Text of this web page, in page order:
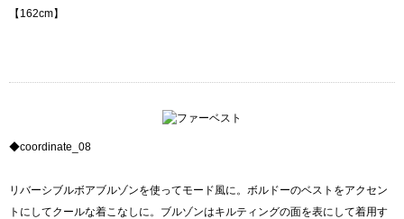
【162cm】
◆coordinate_08
リバーシブルボアブルゾンを使ってモード風に。ボルドーのベストをアクセン
トにしてクールな着こなしに。ブルゾンはキルティングの面を表にして着用す